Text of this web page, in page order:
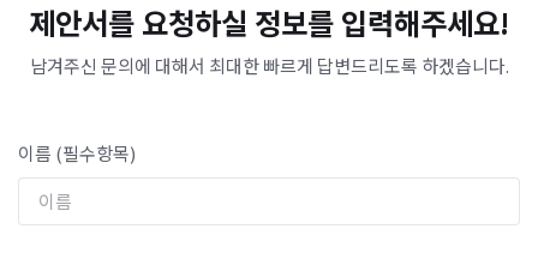
제안서를 요청하실 정보를 입력해주세요!
남겨주신 문의에 대해서 최대한 빠르게 답변드리도록 하겠습니다.
이름 (필수항목)